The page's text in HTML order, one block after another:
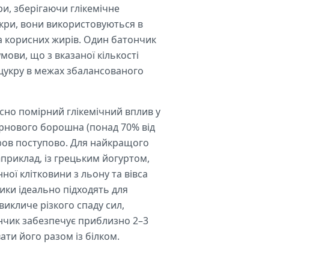
зберігаючи глікемічне
вони використовуються в
корисних жирів. Один батончик
що з вказаної кількості
в межах збалансованого
помірний глікемічний вплив у
борошна (понад 70% від
поступово. Для найкращого
із грецьким йогуртом,
клітковини з льону та вівса
ідеально підходять для
різкого спаду сил,
забезпечує приблизно 2–3
його разом із білком.